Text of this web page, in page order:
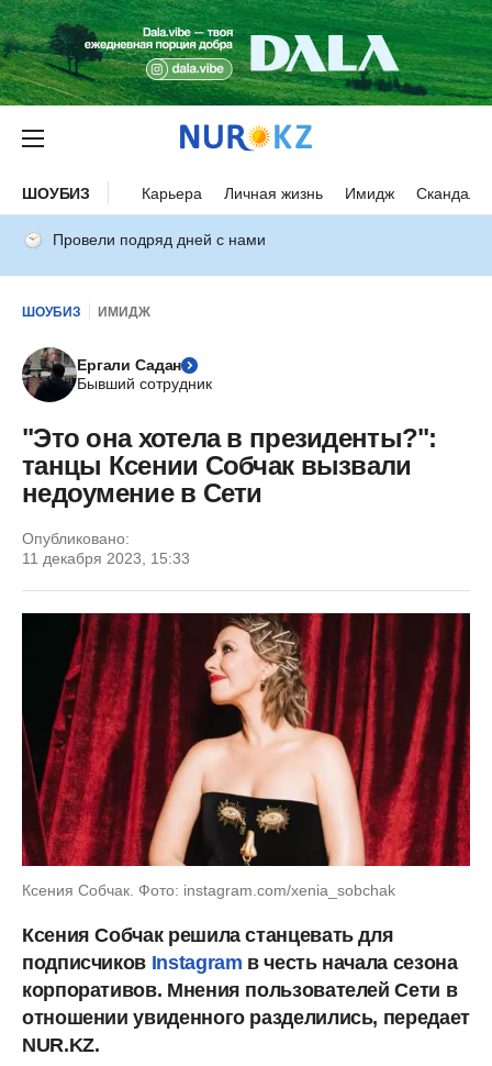
ШОУБИЗ Карьера Личная жизнь Имидж Скандалы
Провели подряд дней с нами
ШОУБИЗ ИМИДЖ
Ергали Садан
Бывший сотрудник
"Это она хотела в президенты?":
танцы Ксении Собчак вызвали
недоумение в Сети
Опубликовано:
11 декабря 2023, 15:33
Ксения Собчак. Фото: instagram.com/xenia_sobchak
Ксения Собчак решила станцевать для
подписчиков Instagram в честь начала сезона
корпоративов. Мнения пользователей Сети в
отношении увиденного разделились, передает
NUR.KZ.